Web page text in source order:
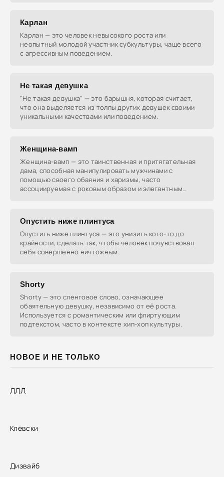
НОВОЕ И НЕ ТОЛЬКО
ДДД
Клёвски
Дизвайб
Карлан
Карлан — это человек невысокого роста или
неопытный молодой участник субкультуры, чаще всего
с агрессивным поведением.
Не такая девушка
"Не такая девушка" — это барышня, которая считает,
что она выделяется из толпы других девушек своими
уникальными качествами или поведением.
Женщина-вамп
Женщина-вамп — это таинственная и притягательная
дама, способная манипулировать мужчинами с
помощью своего обаяния и харизмы, часто
ассоциируемая с роковым образом и элегантным
Опустить ниже плинтуса
Опустить ниже плинтуса — это унизить кого-то до
крайности, сделать так, чтобы человек почувствовал
себя совершенно ничтожным.
Shorty
Shorty — это сленговое слово, означающее
обаятельную девушку, независимо от её роста.
Используется с романтическим или флиртующим
подтекстом, часто в контексте хип-хоп культуры.